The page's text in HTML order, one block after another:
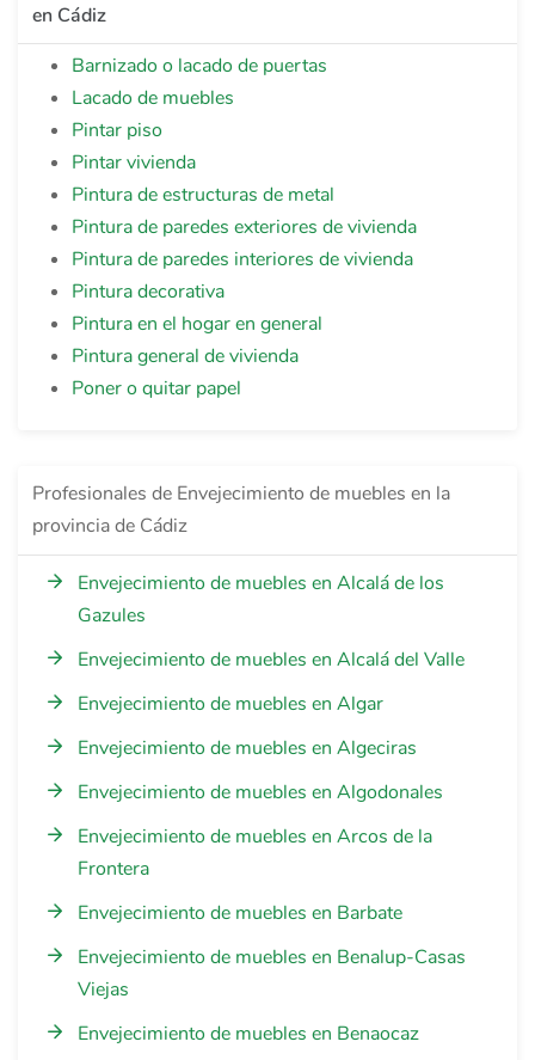
en Cádiz
Barnizado o lacado de puertas
Lacado de muebles
Pintar piso
Pintar vivienda
Pintura de estructuras de metal
Pintura de paredes exteriores de vivienda
Pintura de paredes interiores de vivienda
Pintura decorativa
Pintura en el hogar en general
Pintura general de vivienda
Poner o quitar papel
Profesionales de Envejecimiento de muebles en la
provincia de Cádiz
Envejecimiento de muebles en Alcalá de los
Gazules
Envejecimiento de muebles en Alcalá del Valle
Envejecimiento de muebles en Algar
Envejecimiento de muebles en Algeciras
Envejecimiento de muebles en Algodonales
Envejecimiento de muebles en Arcos de la
Frontera
Envejecimiento de muebles en Barbate
Envejecimiento de muebles en Benalup-Casas
Viejas
Envejecimiento de muebles en Benaocaz